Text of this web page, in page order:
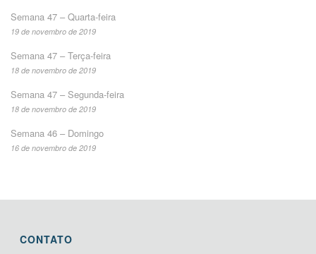
Semana 47 – Quarta-feira
19 de novembro de 2019
Semana 47 – Terça-feira
18 de novembro de 2019
Semana 47 – Segunda-feira
18 de novembro de 2019
Semana 46 – Domingo
16 de novembro de 2019
CONTATO